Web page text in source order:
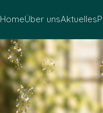
HomeÜber unsAktuelles